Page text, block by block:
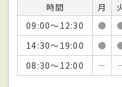
時間 月
09:00～12:30
●
14:30～19:00
●
08:30～12:00
－